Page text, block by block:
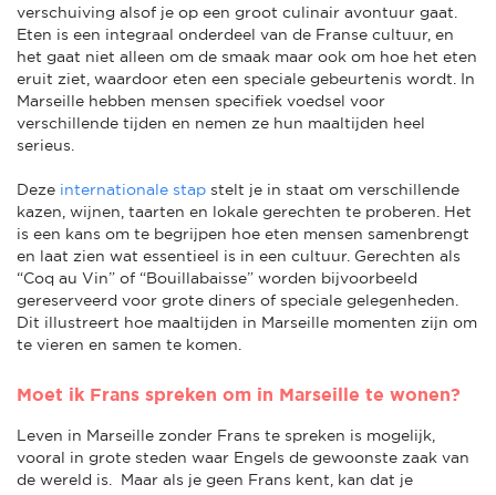
verschuiving alsof je op een groot culinair avontuur gaat.
Eten is een integraal onderdeel van de Franse cultuur, en
het gaat niet alleen om de smaak maar ook om hoe het eten
eruit ziet, waardoor eten een speciale gebeurtenis wordt. In
Marseille hebben mensen specifiek voedsel voor
verschillende tijden en nemen ze hun maaltijden heel
serieus.
Deze internationale stap stelt je in staat om verschillende
kazen, wijnen, taarten en lokale gerechten te proberen. Het
is een kans om te begrijpen hoe eten mensen samenbrengt
en laat zien wat essentieel is in een cultuur. Gerechten als
“Coq au Vin” of “Bouillabaisse” worden bijvoorbeeld
gereserveerd voor grote diners of speciale gelegenheden.
Dit illustreert hoe maaltijden in Marseille momenten zijn om
te vieren en samen te komen.
Moet ik Frans spreken om in Marseille te wonen?
Leven in Marseille zonder Frans te spreken is mogelijk,
vooral in grote steden waar Engels de gewoonste zaak van
de wereld is. Maar als je geen Frans kent, kan dat je